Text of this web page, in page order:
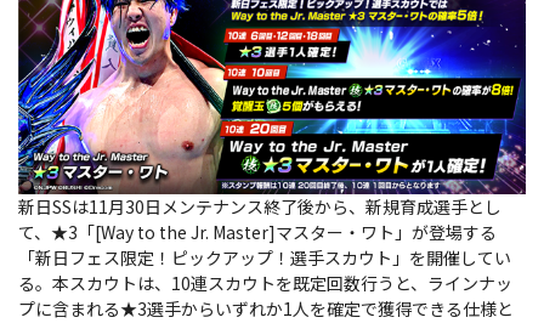
新日SSは11月30日メンテナンス終了後から、新規育成選手とし
て、★3「[Way to the Jr. Master]マスター・ワト」が登場する
「新日フェス限定！ピックアップ！選手スカウト」を開催してい
る。本スカウトは、10連スカウトを既定回数行うと、ラインナッ
プに含まれる★3選手からいずれか1人を確定で獲得できる仕様と